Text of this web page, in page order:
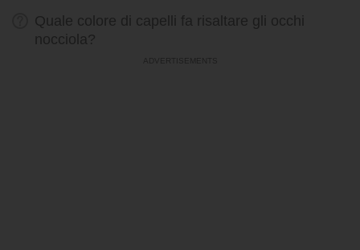
Quale colore di capelli fa risaltare gli occhi
nocciola?